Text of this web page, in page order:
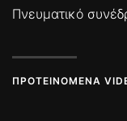
Πνευματικό
ΠΡΟΤΕΙΝΌΜΕΝΑ